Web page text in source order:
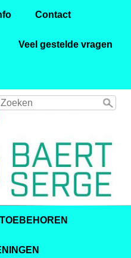
Contact
Veel gestelde vragen